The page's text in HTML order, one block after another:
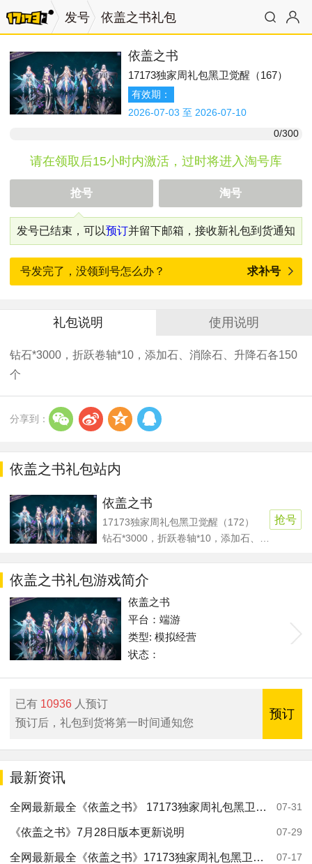
发号 依盖之书礼包
依盖之书
17173独家周礼包黑卫觉醒（167）
有效期：
2026-07-03 至 2026-07-10
0/300
请在领取后15小时内激活，过时将进入淘号库
抢号 淘号
发号已结束，可以预订并留下邮箱，接收新礼包到货通知
号发完了，没领到号怎么办？ 求补号
礼包说明 使用说明
钻石*3000，折跃卷轴*10，添加石、消除石、升降石各150
个
分享到： w t z q
依盖之书礼包站内
依盖之书
17173独家周礼包黑卫觉醒（172）
抢号
依盖之书礼包游戏简介
依盖之书
平台：端游
类型: 模拟经营
状态：
已有 10936 人预订
预订后，礼包到货将第一时间通知您
预订
最新资讯
全网最新最全《依盖之书》 17173独家周礼包黑卫觉醒（171） 07-31
《依盖之书》7月28日版本更新说明 07-29
全网最新最全《依盖之书》17173独家周礼包黑卫觉醒（169） 07-17